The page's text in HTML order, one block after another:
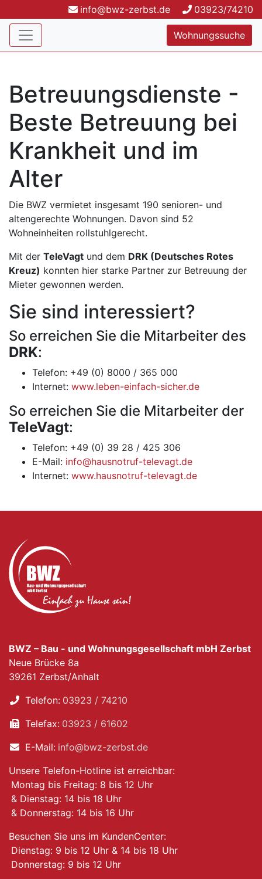
info@bwz-zerbst.de 03923/74210
Wohnungssuche
Betreuungsdienste -
Beste Betreuung bei
Krankheit und im
Alter
Die BWZ vermietet insgesamt 190 senioren- und
altengerechte Wohnungen. Davon sind 52
Wohneinheiten rollstuhlgerecht.
Mit der TeleVagt und dem DRK (Deutsches Rotes
Kreuz) konnten hier starke Partner zur Betreuung der
Mieter gewonnen werden.
Sie sind interessiert?
So erreichen Sie die Mitarbeiter des
DRK:
Telefon: +49 (0) 8000 / 365 000
Internet: www.leben-einfach-sicher.de
So erreichen Sie die Mitarbeiter der
TeleVagt:
Telefon: +49 (0) 39 28 / 425 306
E-Mail: info@hausnotruf-televagt.de
Internet: www.hausnotruf-televagt.de
BWZ – Bau - und Wohnungsgesellschaft mbH Zerbst
Neue Brücke 8a
39261 Zerbst/Anhalt
Telefon: 03923 / 74210
Telefax: 03923 / 61602
E-Mail: info@bwz-zerbst.de
Unsere Telefon-Hotline ist erreichbar:
Montag bis Freitag: 8 bis 12 Uhr
& Dienstag: 14 bis 18 Uhr
& Donnerstag: 14 bis 16 Uhr
Besuchen Sie uns im KundenCenter:
Dienstag: 9 bis 12 Uhr & 14 bis 18 Uhr
Donnerstag: 9 bis 12 Uhr